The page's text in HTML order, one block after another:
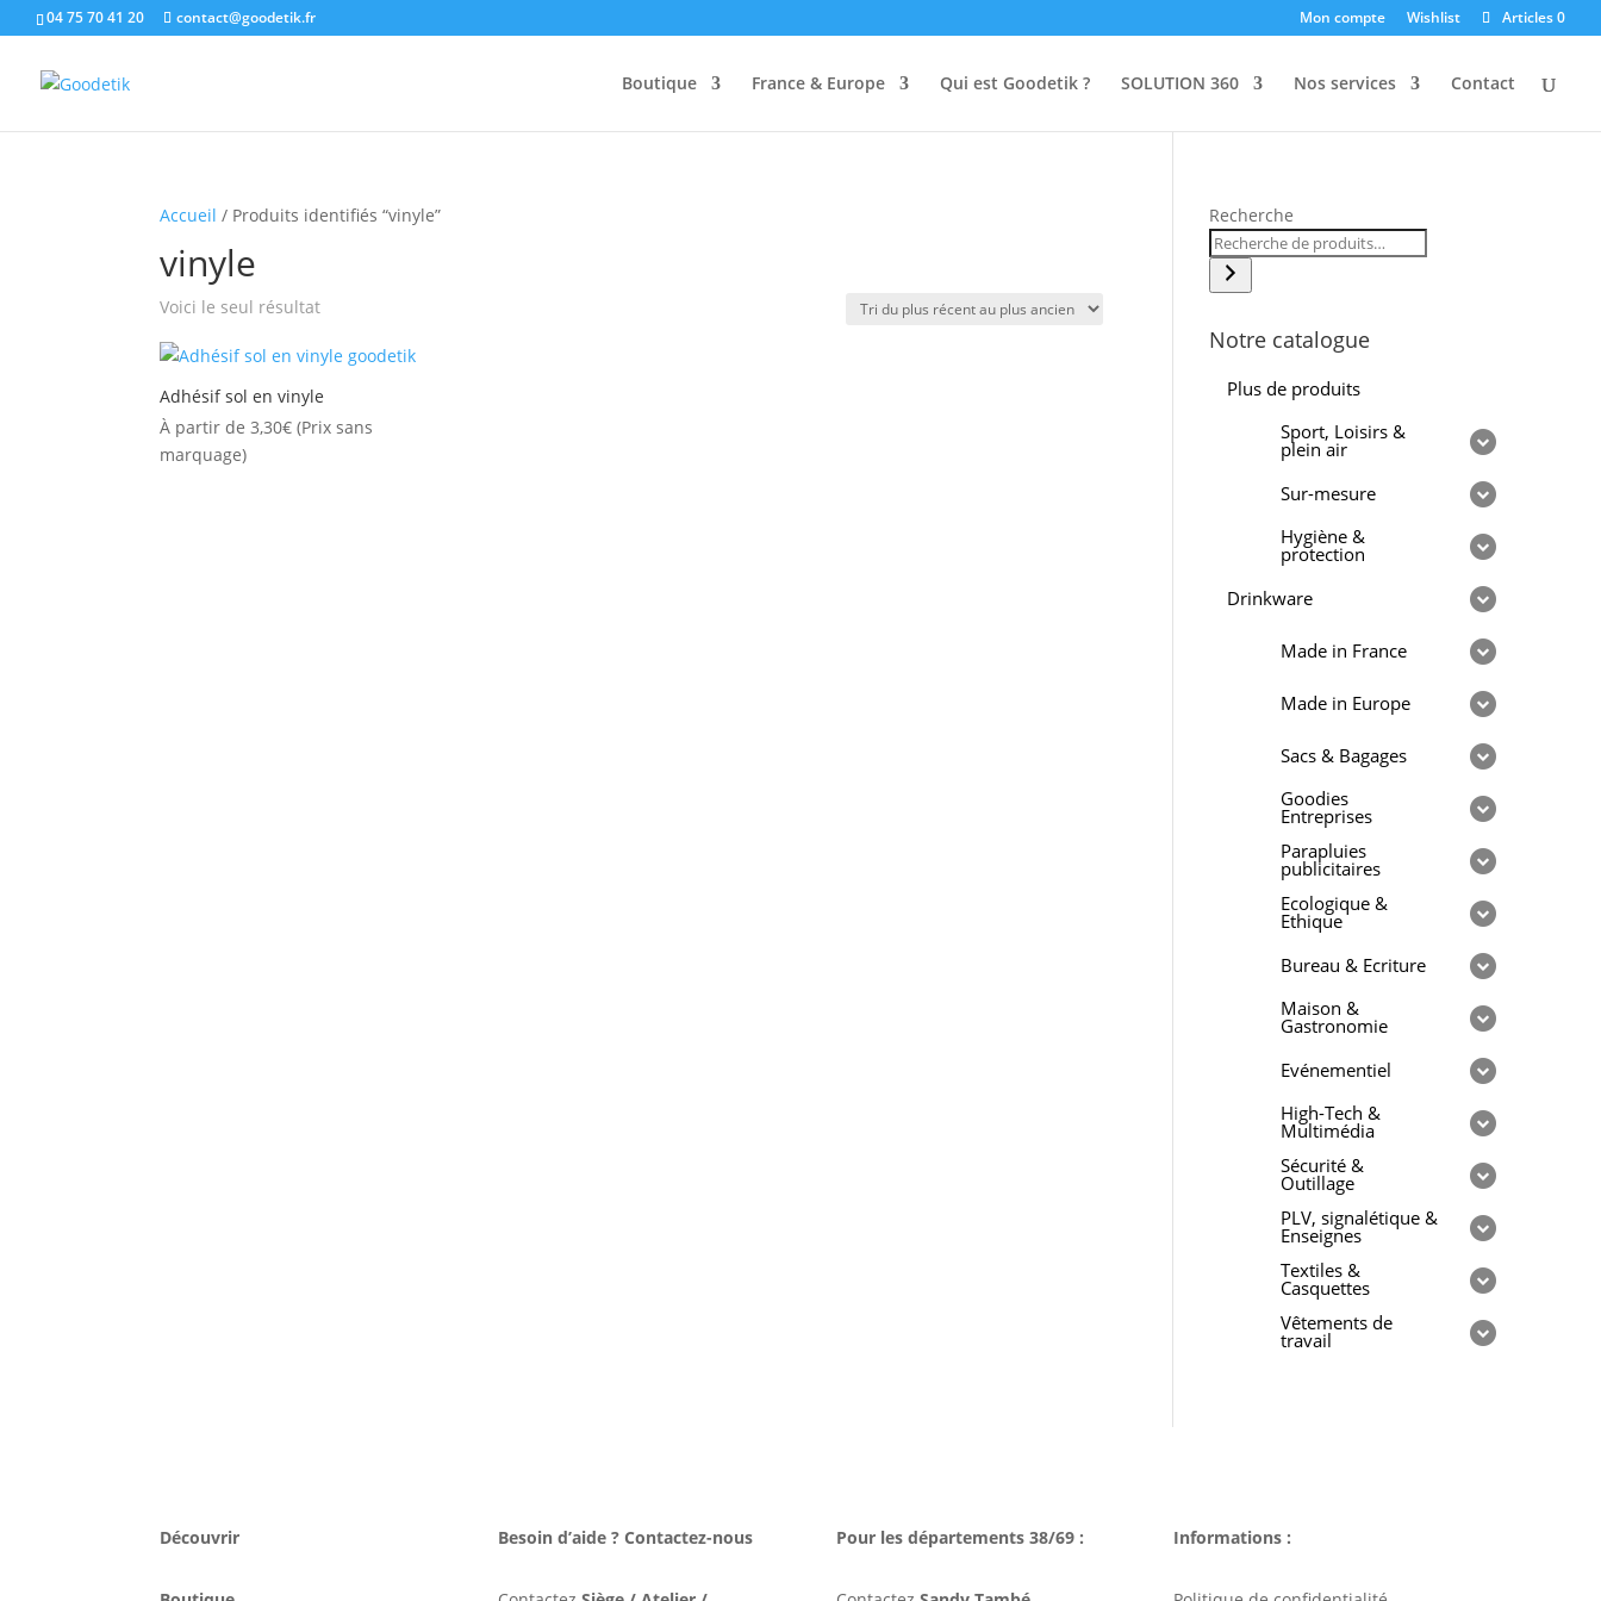
04 75 70 41 20 contact@goodetik.fr Mon compte Wishlist Articles 0
Boutique France & Europe Qui est Goodetik ? SOLUTION 360 Nos services Contact
Accueil / Produits identifiés “vinyle”
vinyle
Voici le seul résultat
Adhésif sol en vinyle
À partir de3,30€ (Prix sans
marquage)
Recherche
Notre catalogue
Plus de produits
Sport, Loisirs &
plein air
Sur-mesure
Hygiène &
protection
Drinkware
Made in France
Made in Europe
Sacs & Bagages
Goodies
Entreprises
Parapluies
publicitaires
Ecologique &
Ethique
Bureau & Ecriture
Maison &
Gastronomie
Evénementiel
High-Tech &
Multimédia
Sécurité &
Outillage
PLV, signalétique &
Enseignes
Textiles &
Casquettes
Vêtements de
travail
Découvrir Besoin d’aide ? Contactez-nous Pour les départements 38/69 : Informations :